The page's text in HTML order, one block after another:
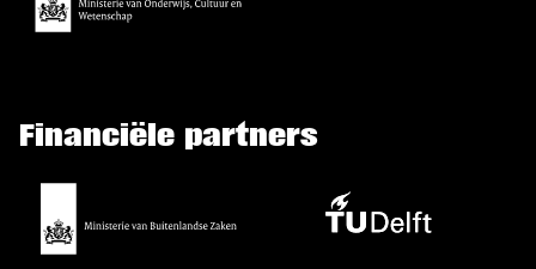
Financiële partners